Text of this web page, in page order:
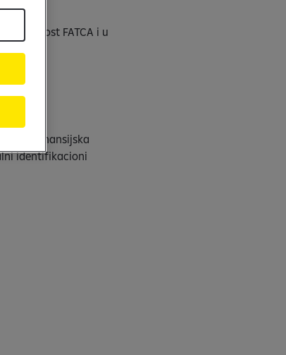
važnost FATCA i u
„ Finansijska
identifikacioni